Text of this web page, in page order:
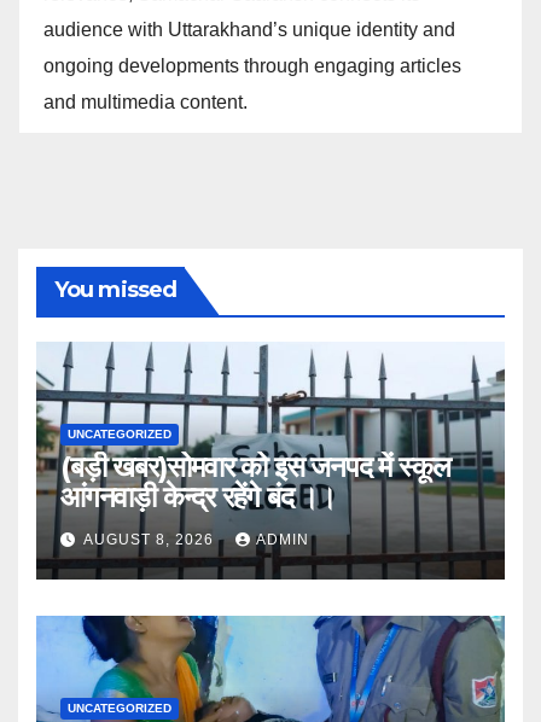
audience with Uttarakhand’s unique identity and
ongoing developments through engaging articles
and multimedia content.
You missed
UNCATEGORIZED
(बड़ी खबर)सोमवार को इस जनपद में स्कूल
आंगनवाड़ी केन्द्र रहेंगे बंद ।।
AUGUST 8, 2026 ADMIN
UNCATEGORIZED